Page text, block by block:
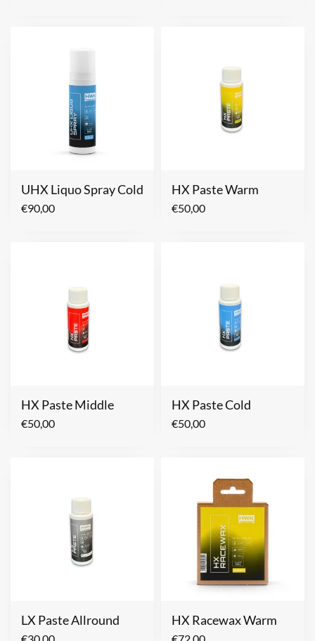
UHX Liquo Spray Cold
€90,00
HX Paste Warm
€50,00
HX Paste Middle
€50,00
HX Paste Cold
€50,00
LX Paste Allround HX Racewax Warm